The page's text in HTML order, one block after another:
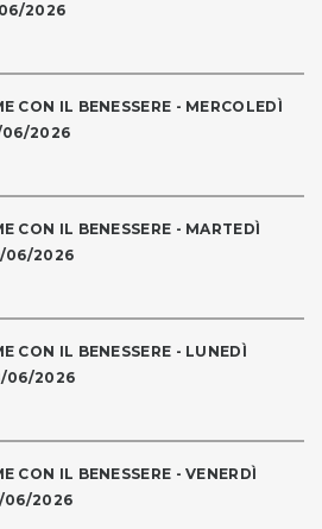
2026
CON IL BENESSERE - MERCOLEDÌ
06/2026
CON IL BENESSERE - MARTEDÌ
06/2026
CON IL BENESSERE - LUNEDÌ
06/2026
CON IL BENESSERE - VENERDÌ
06/2026